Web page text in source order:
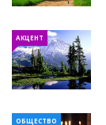
АКЦЕНТ
ОБЩЕСТВО